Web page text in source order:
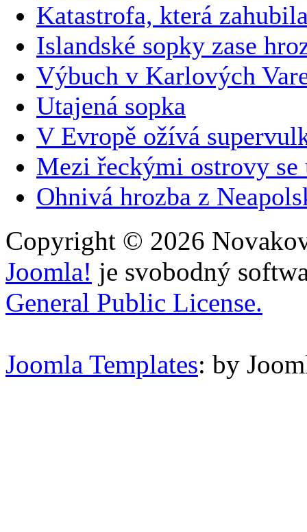
Katastrofa, která
Islandské sopky zase
Výbuch v Karlových
Utajená sopka
V Evropě ožívá
Mezi řeckými ostrovy
Ohnivá hrozba z
Copyright © 2026
Joomla! je svobodný
General Public License.
Joomla Templates: by